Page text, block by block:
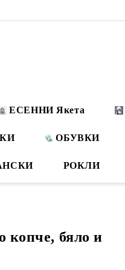
ЕСЕННИ Якета
ОБУВКИ
РОКЛИ
копче, бяло и